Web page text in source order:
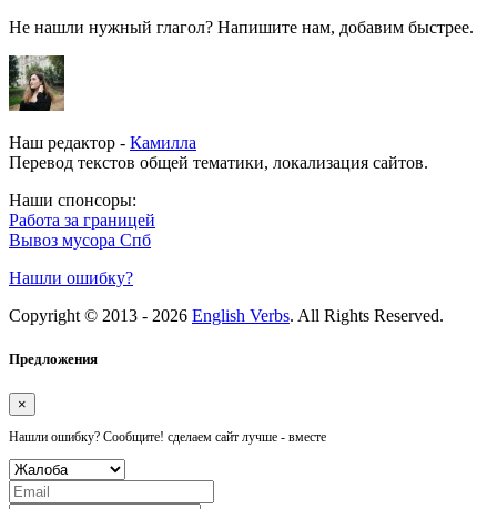
Не нашли нужный глагол? Напишите нам, добавим быстрее.
Наш редактор - Камилла
Перевод текстов общей тематики, локализация сайтов.
Наши спонсоры:
Работа за границей
Вывоз мусора Спб
Нашли ошибку?
Copyright © 2013 - 2026 English Verbs. All Rights Reserved.
Предложения
×
Нашли ошибку? Сообщите! сделаем сайт лучше - вместе